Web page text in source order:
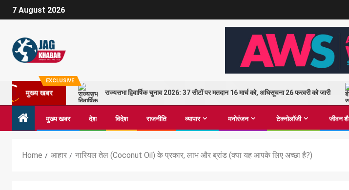
7 August 2026
EXCLUSIVE
मुख्य खबर राज्यसभा द्विवार्षिक चुनाव 2026: 37 सीटों पर मतदान 16 मार्च को, अधिसूचना 26 फरवरी को जारी
मुख्य खबर देश विदेश राजनीति व्यापार मनोरंजन टेक्नोलॉजी जीवन
Home आहार नारियल तेल (Coconut Oil) के प्रकार, लाभ और ब्रांड (क्या यह आपके लिए अच्छा है?)